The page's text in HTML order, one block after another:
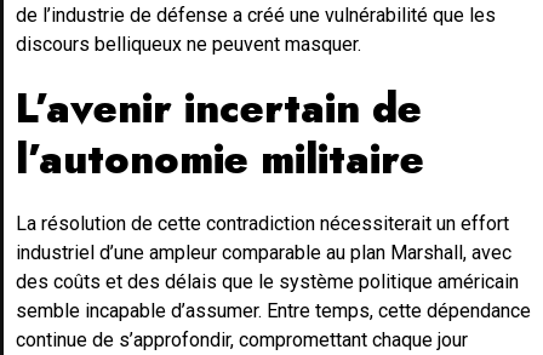
de l’industrie de défense a créé une vulnérabilité que les
discours belliqueux ne peuvent masquer.
L’avenir incertain de
l’autonomie militaire
La résolution de cette contradiction nécessiterait un effort
industriel d’une ampleur comparable au plan Marshall, avec
des coûts et des délais que le système politique américain
semble incapable d’assumer. Entre temps, cette dépendance
continue de s’approfondir, compromettant chaque jour